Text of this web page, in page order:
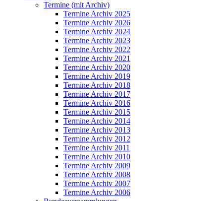
Termine (mit Archiv)
Termine Archiv 2025
Termine Archiv 2026
Termine Archiv 2024
Termine Archiv 2023
Termine Archiv 2022
Termine Archiv 2021
Termine Archiv 2020
Termine Archiv 2019
Termine Archiv 2018
Termine Archiv 2017
Termine Archiv 2016
Termine Archiv 2015
Termine Archiv 2014
Termine Archiv 2013
Termine Archiv 2012
Termine Archiv 2011
Termine Archiv 2010
Termine Archiv 2009
Termine Archiv 2008
Termine Archiv 2007
Termine Archiv 2006